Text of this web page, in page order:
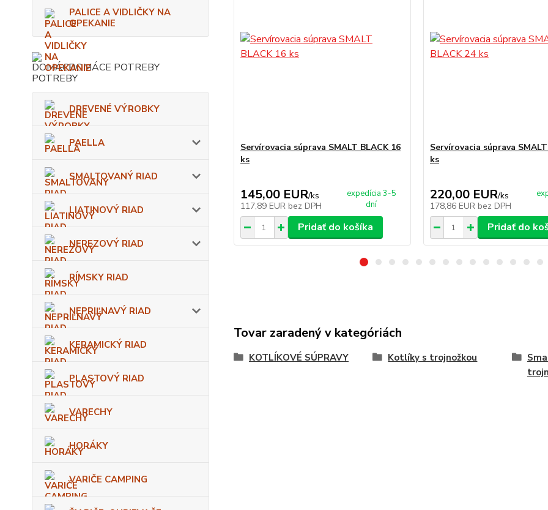
PALICE A VIDLIČKY NA
OPEKANIE
DOMÁCE POTREBY
DREVENÉ VÝROBKY
PAELLA
SMALTOVANÝ RIAD
LIATINOVÝ RIAD
NEREZOVÝ RIAD
RÍMSKY RIAD
NEPRIĽNAVÝ RIAD
KERAMICKÝ RIAD
PLASTOVÝ RIAD
VARECHY
HORÁKY
VARIČE CAMPING
Servírovacia súprava SMALT BLACK 16
ks
145,00 EUR/ks
117,89 EUR bez DPH
expedícia 3-5
dní
Pridať do košíka
Servírovacia súprava
ks
220,00 EUR/ks
178,86 EUR bez DPH
Pridať do
Tovar zaradený v kategóriách
KOTLÍKOVÉ SÚPRAVY Kotlíky s trojnožkou